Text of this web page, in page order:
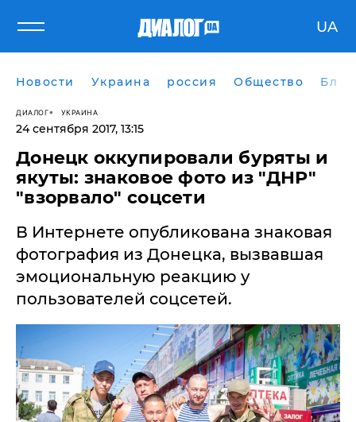
UA
Новости Украина россия Общество
ДИАЛОГ УКРАИНА
24 сентября 2017, 13:15
Донецк оккупировали буряты и
якуты: знаковое фото из "ДНР"
"взорвало" соцсети
​В Интернете опубликована знаковая
фотография из Донецка, вызвавшая
эмоциональную реакцию у
пользователей соцсетей.